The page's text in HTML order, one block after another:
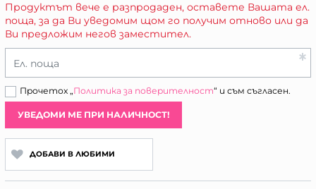
Продуктът вече е разпродаден, оставете Вашата ел.
поща, за да Ви уведомим щом го получим отново или да
Ви предложим негов заместител.
Ел. поща
Прочетох „Политика за поверителност“ и съм съгласен.
УВЕДОМИ МЕ ПРИ НАЛИЧНОСТ!
ДОБАВИ В ЛЮБИМИ